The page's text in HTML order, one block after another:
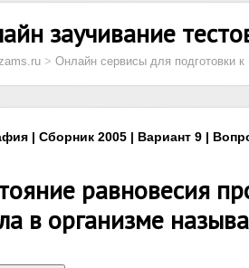
заучивание
> Онлайн сервисы для подготовки
| Сборник 2005 | Вариант 9 |
равновесия
в организме